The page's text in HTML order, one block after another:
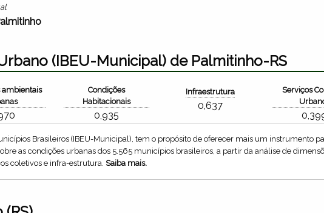
(IBEU-Municipal) de Palmitinho-RS
ambientais
Condições
Habitacionais
0,935
Infraestrutura
0,637
Serviços
Brasileiros (IBEU-Municipal), tem o propósito de oferecer mais um instrumento
as condições urbanas dos 5.565 municípios brasileiros, a partir da análise de
coletivos e infra-estrutura. Saiba mais.